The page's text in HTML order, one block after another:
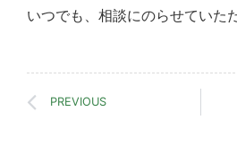
いつでも、相談にのらせてい
PREVIOUS